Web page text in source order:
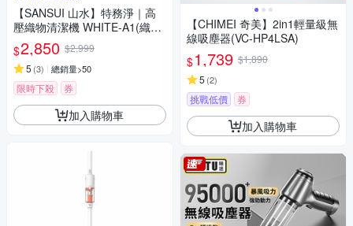
【SANSUI 山水】特務淨｜高
壓織物清潔機 WHITE-A1(織物
機/織物清洗機/布製清潔)
$2,850 $2,999
5 (3) 總銷量>50
限時下殺 券
加入購物車
【CHIMEI 奇美】2in1輕量級無
線吸塵器(VC-HP4LSA)
$1,739 $1,890
5 (2)
挑戰低價 券
加入購物車